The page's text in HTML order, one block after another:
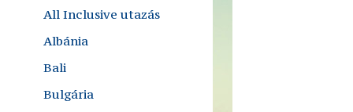
All Inclusive utazás
Albánia
Bali
Bulgária